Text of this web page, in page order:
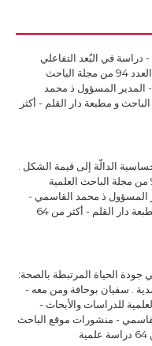
دراسة في البُعد التفاعلي
للتدوينة . محسن رمضاني - العدد 94 من مجلة الباحث
- المدير المسؤول ذ محمد
و مطبعة دار القلم - أكثر
الدالّة إلى قيمة الشكل .
أ.د. محمد حجاوي - العدد 94 من مجلة الباحث العلمية
المسؤول ذ محمد القاسمي -
منشورات موقع الباحث و مطبعة دار القلم - أكثر من 64
الحياة المرتبطة بالصحة:
. سفيان بوحافة ومن معه -
العلمية للدراسات والأبحاث -
- منشورات موقع الباحث